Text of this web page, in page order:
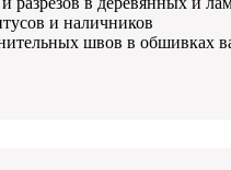
и наличников
швов в обшивках